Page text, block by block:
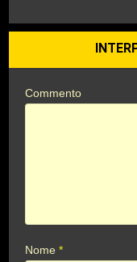
Commento
Nome*